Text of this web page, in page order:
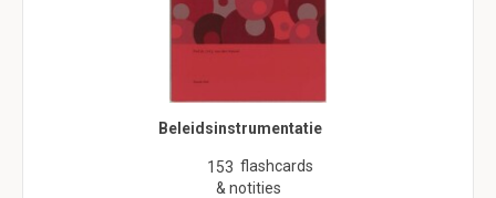
Beleidsinstrumentatie
153 flashcards
& notities